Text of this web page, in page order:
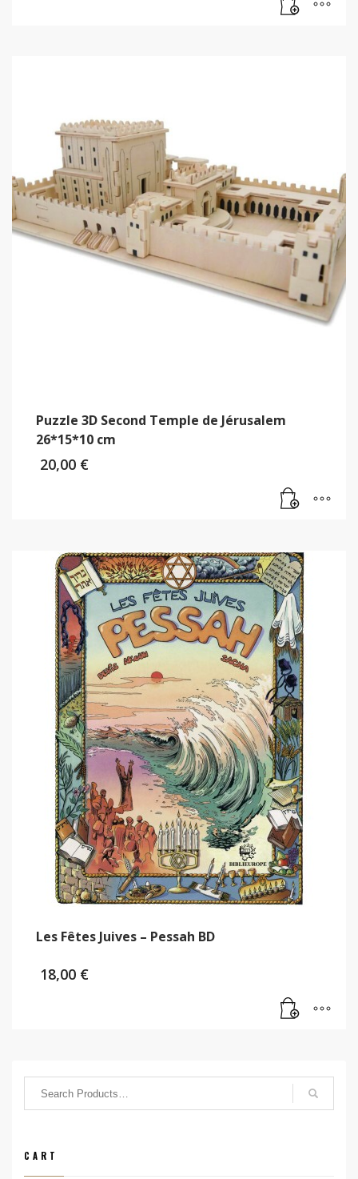
Puzzle 3D Second Temple de Jérusalem
26*15*10 cm
20,00 €
Les Fêtes Juives – Pessah BD
18,00 €
CART